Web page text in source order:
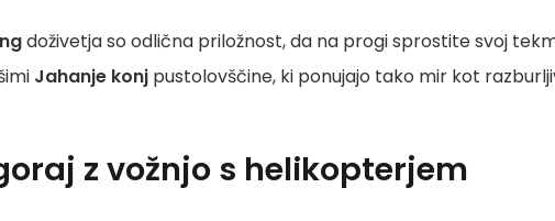
doživetja so odlična priložnost, da na progi sprostite svoj
Jahanje konj pustolovščine, ki ponujajo tako mir kot
z vožnjo s helikopterjem